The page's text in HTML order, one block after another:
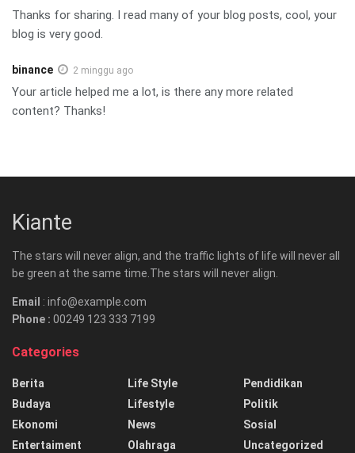
Thanks for sharing. I read many of your blog posts, cool, your
blog is very good.
binance 2 minggu ago
Your article helped me a lot, is there any more related
content? Thanks!
Kiante
The stars will never align, and the traffic lights of life will never all
be green at the same time.The stars will never align.
Email : info@example.com
Phone : 00249 123 333 7199
Categories
Berita
Budaya
Ekonomi
Entertaiment
Life Style
Lifestyle
News
Olahraga
Pendidikan
Politik
Sosial
Uncategorized